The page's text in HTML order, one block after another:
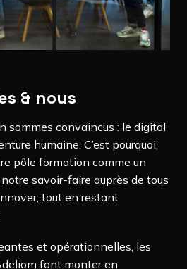
& nous
sommes convaincus : le digital
humaine. C’est pourquoi,
pôle formation comme un
savoir-faire auprès de tous
tout en restant
et opérationnelles, les
font monter en